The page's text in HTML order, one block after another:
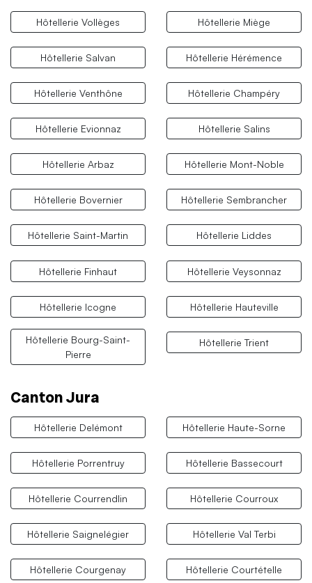
Hôtellerie Vollèges Hôtellerie Miège
Hôtellerie Salvan Hôtellerie Hérémence
Hôtellerie Venthône Hôtellerie Champéry
Hôtellerie Evionnaz Hôtellerie Salins
Hôtellerie Arbaz Hôtellerie Mont-Noble
Hôtellerie Bovernier Hôtellerie Sembrancher
Hôtellerie Saint-Martin Hôtellerie Liddes
Hôtellerie Finhaut Hôtellerie Veysonnaz
Hôtellerie Icogne Hôtellerie Hauteville
Hôtellerie Bourg-Saint-
Pierre
Hôtellerie Trient
Canton Jura
Hôtellerie Delémont Hôtellerie Haute-Sorne
Hôtellerie Porrentruy Hôtellerie Bassecourt
Hôtellerie Courrendlin Hôtellerie Courroux
Hôtellerie Saignelégier Hôtellerie Val Terbi
Hôtellerie Courgenay Hôtellerie Courtételle